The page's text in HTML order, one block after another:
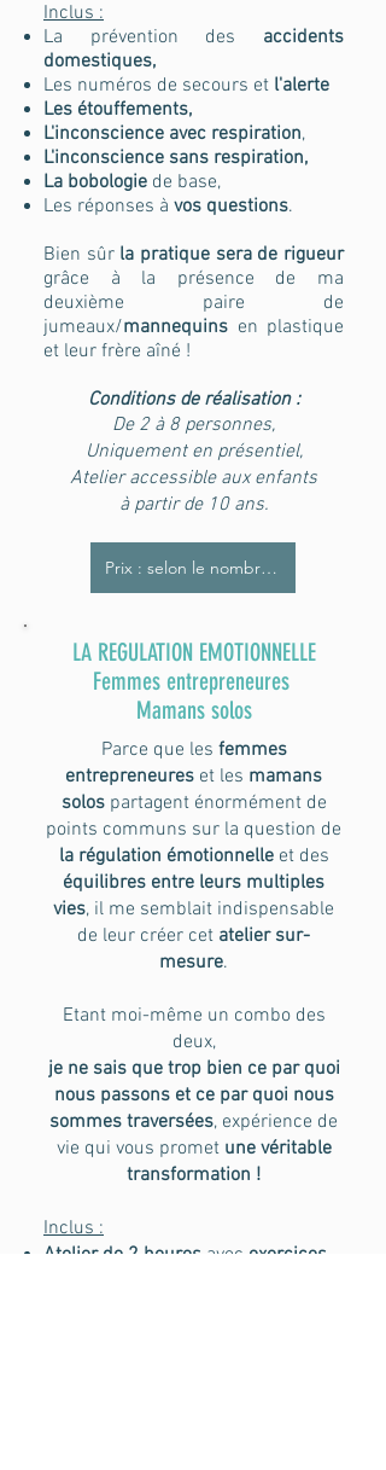
Inclus :
La prévention des accidents
domestiques,
Les numéros de secours et l'alerte
Les étouffements,
L'inconscience avec respiration,
L'inconscience sans respiration,
La bobologie de base,
Les réponses à vos questions.
Bien sûr la pratique sera de rigueur
grâce à la présence de ma
deuxième paire de
jumeaux/mannequins en plastique
et leur frère aîné !
Conditions de réalisation :
De 2 à 8 personnes,
Uniquement en présentiel,
Atelier accessible aux enfants
à partir de 10 ans.
Prix : selon le nombre de participants
LA REGULATION EMOTIONNELLE
Femmes entrepreneures
Mamans solos
Parce que les femmes
entrepreneures et les mamans
solos partagent énormément de
points communs sur la question de
la régulation émotionnelleet des
équilibres entre leurs multiples
vies, il me semblait indispensable
de leur créer cet atelier sur-
mesure.
Etant moi-même un combo des
deux,
je ne sais que trop bien ce par quoi
nous passons et ce par quoi nous
sommes traversées, expérience de
vie qui vous promet une véritable
transformation !
Inclus :
Atelier de 2 heures avec exercices